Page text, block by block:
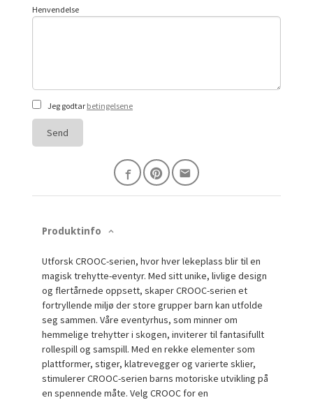
Henvendelse
Jeg godtar betingelsene
Send
Produktinfo
Utforsk CROOC-serien, hvor hver lekeplass blir til en
magisk trehytte-eventyr. Med sitt unike, livlige design
og flertårnede oppsett, skaper CROOC-serien et
fortryllende miljø der store grupper barn kan utfolde
seg sammen. Våre eventyrhus, som minner om
hemmelige trehytter i skogen, inviterer til fantasifullt
rollespill og samspill. Med en rekke elementer som
plattformer, stiger, klatrevegger og varierte sklier,
stimulerer CROOC-serien barns motoriske utvikling på
en spennende måte. Velg CROOC for en